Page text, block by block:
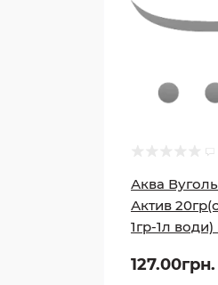
Аква
Актив
1гр-1л
127.00грн.